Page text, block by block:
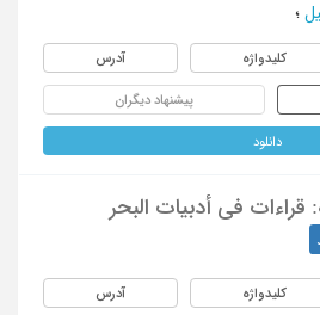
؛
کلیدواژه آدرس
پیشنهاد دیگران
دانلود
قراءات فی أدبیات البحر
کلیدواژه آدرس